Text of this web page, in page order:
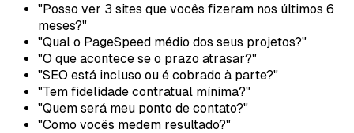
"Posso ver 3 sites que vocês fizeram nos últimos 6
meses?"
"Qual o PageSpeed médio dos seus projetos?"
"O que acontece se o prazo atrasar?"
"SEO está incluso ou é cobrado à parte?"
"Tem fidelidade contratual mínima?"
"Quem será meu ponto de contato?"
"Como vocês medem resultado?"